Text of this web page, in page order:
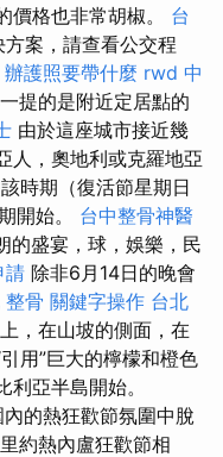
價格也非常胡椒。 台
案，請查看公交程
辦護照要帶什麼 rwd 中
提的是附近定居點的
由於這座城市接近幾
人，奧地利或克羅地亞
時期（復活節星期日
開始。 台中整骨神醫
的盛宴，球，娛樂，民
請 除非6月14日的晚會
整骨 關鍵字操作 台北
，在山坡的側面，在
用”巨大的檸檬和橙色
亞半島開始。
的熱狂歡節氛圍中脫
約熱內盧狂歡節相